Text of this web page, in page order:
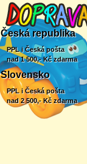
Česká republika
PPL i Česká pošta
nad 1 500,- Kč zdarma
Slovensko
PPL i Česká pošta
nad 2 500,- Kč zdarma